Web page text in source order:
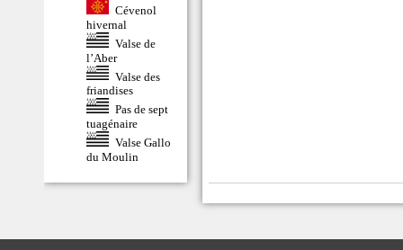
Cévenol
hivernal
Valse de
l’Aber
Valse des
friandises
Pas de sept
tuagénaire
Valse Gallo
du Moulin